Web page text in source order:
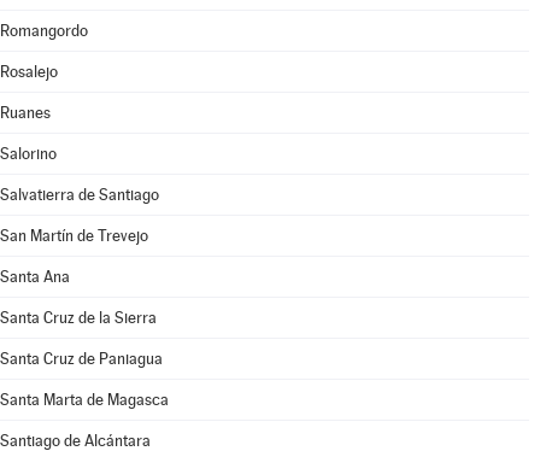
Romangordo
Rosalejo
Ruanes
Salorino
Salvatierra de Santiago
San Martín de Trevejo
Santa Ana
Santa Cruz de la Sierra
Santa Cruz de Paniagua
Santa Marta de Magasca
Santiago de Alcántara